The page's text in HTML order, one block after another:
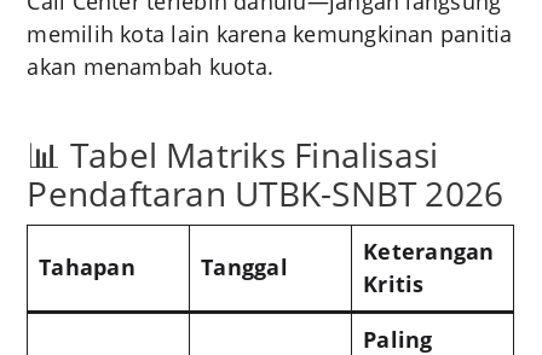
memilih kota lain karena kemungkinan panitia
akan menambah kuota.
📊 Tabel Matriks Finalisasi
Pendaftaran UTBK-SNBT 2026
Tahapan Tanggal
Keterangan
Kritis
Paling